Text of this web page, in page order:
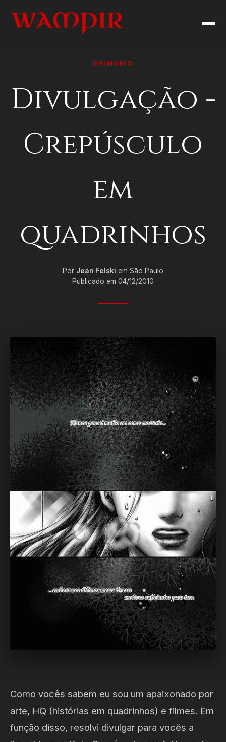
GRIMÓRIO
Divulgação -
Crepúsculo
em
quadrinhos
Por Jean Felski em São Paulo
Publicado em 04/12/2010
Como vocês sabem eu sou um apaixonado por
arte, HQ (histórias em quadrinhos) e filmes. Em
função disso, resolvi divulgar para vocês a